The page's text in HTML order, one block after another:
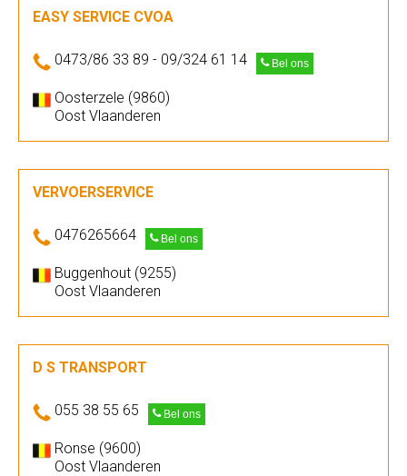
EASY SERVICE CVOA
0473/86 33 89 - 09/324 61 14 Bel ons
Oosterzele (9860)
Oost Vlaanderen
VERVOERSERVICE
0476265664 Bel ons
Buggenhout (9255)
Oost Vlaanderen
D S TRANSPORT
055 38 55 65 Bel ons
Ronse (9600)
Oost Vlaanderen